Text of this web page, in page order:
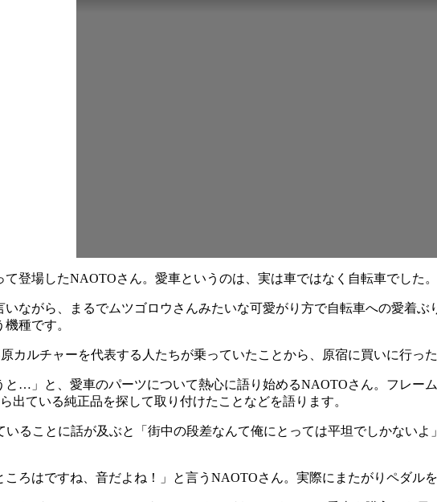
登場したNAOTOさん。愛車というのは、実は車ではなく自転車でした。
いながら、まるでムツゴロウさんみたいな可愛がり方で自転車への愛着
種です。
カルチャーを代表する人たちが乗っていたことから、原宿に買いに行った
と…」と、愛車のパーツについて熱心に語り始めるNAOTOさん。フレー
出ている純正品を探して取り付けたことなどを語ります。
ることに話が及ぶと「街中の段差なんて俺にとっては平坦でしかない
ころはですね、音だよね！」と言うNAOTOさん。実際にまたがりペダル